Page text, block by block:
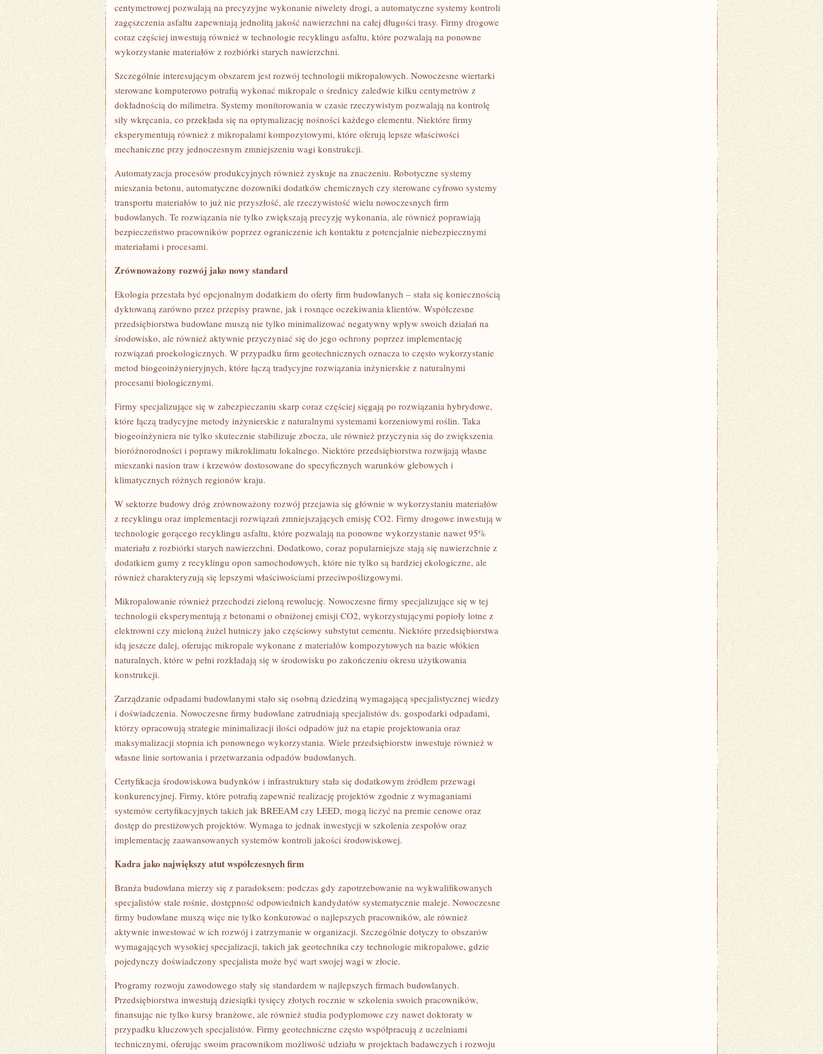
centymetrowej pozwalają na precyzyjne wykonanie niwelety drogi, a automatyczne systemy kontroli
zagęszczenia asfaltu zapewniają jednolitą jakość nawierzchni na całej długości trasy. Firmy drogowe
coraz częściej inwestują również w technologie recyklingu asfaltu, które pozwalają na ponowne
wykorzystanie materiałów z rozbiórki starych nawierzchni.
Szczególnie interesującym obszarem jest rozwój technologii mikropalowych. Nowoczesne wiertarki
sterowane komputerowo potrafią wykonać mikropale o średnicy zaledwie kilku centymetrów z
dokładnością do milimetra. Systemy monitorowania w czasie rzeczywistym pozwalają na kontrolę
siły wkręcania, co przekłada się na optymalizację nośności każdego elementu. Niektóre firmy
eksperymentują również z mikropalami kompozytowymi, które oferują lepsze właściwości
mechaniczne przy jednoczesnym zmniejszeniu wagi konstrukcji.
Automatyzacja procesów produkcyjnych również zyskuje na znaczeniu. Robotyczne systemy
mieszania betonu, automatyczne dozowniki dodatków chemicznych czy sterowane cyfrowo systemy
transportu materiałów to już nie przyszłość, ale rzeczywistość wielu nowoczesnych firm
budowlanych. Te rozwiązania nie tylko zwiększają precyzję wykonania, ale również poprawiają
bezpieczeństwo pracowników poprzez ograniczenie ich kontaktu z potencjalnie niebezpiecznymi
materiałami i procesami.
Zrównoważony rozwój jako nowy standard
Ekologia przestała być opcjonalnym dodatkiem do oferty firm budowlanych – stała się koniecznością
dyktowaną zarówno przez przepisy prawne, jak i rosnące oczekiwania klientów. Współczesne
przedsiębiorstwa budowlane muszą nie tylko minimalizować negatywny wpływ swoich działań na
środowisko, ale również aktywnie przyczyniać się do jego ochrony poprzez implementację
rozwiązań proekologicznych. W przypadku firm geotechnicznych oznacza to często wykorzystanie
metod biogeoinżynieryjnych, które łączą tradycyjne rozwiązania inżynierskie z naturalnymi
procesami biologicznymi.
Firmy specjalizujące się w zabezpieczaniu skarp coraz częściej sięgają po rozwiązania hybrydowe,
które łączą tradycyjne metody inżynierskie z naturalnymi systemami korzeniowymi roślin. Taka
biogeoinżyniera nie tylko skutecznie stabilizuje zbocza, ale również przyczynia się do zwiększenia
bioróżnorodności i poprawy mikroklimatu lokalnego. Niektóre przedsiębiorstwa rozwijają własne
mieszanki nasion traw i krzewów dostosowane do specyficznych warunków glebowych i
klimatycznych różnych regionów kraju.
W sektorze budowy dróg zrównoważony rozwój przejawia się głównie w wykorzystaniu materiałów
z recyklingu oraz implementacji rozwiązań zmniejszających emisję CO2. Firmy drogowe inwestują w
technologie gorącego recyklingu asfaltu, które pozwalają na ponowne wykorzystanie nawet 95%
materiału z rozbiórki starych nawierzchni. Dodatkowo, coraz popularniejsze stają się nawierzchnie z
dodatkiem gumy z recyklingu opon samochodowych, które nie tylko są bardziej ekologiczne, ale
również charakteryzują się lepszymi właściwościami przeciwpoślizgowymi.
Mikropalowanie również przechodzi zieloną rewolucję. Nowoczesne firmy specjalizujące się w tej
technologii eksperymentują z betonami o obniżonej emisji CO2, wykorzystującymi popioły lotne z
elektrowni czy mieloną żużel hutniczy jako częściowy substytut cementu. Niektóre przedsiębiorstwa
idą jeszcze dalej, oferując mikropale wykonane z materiałów kompozytowych na bazie włókien
naturalnych, które w pełni rozkładają się w środowisku po zakończeniu okresu użytkowania
konstrukcji.
Zarządzanie odpadami budowlanymi stało się osobną dziedziną wymagającą specjalistycznej wiedzy
i doświadczenia. Nowoczesne firmy budowlane zatrudniają specjalistów ds. gospodarki odpadami,
którzy opracowują strategie minimalizacji ilości odpadów już na etapie projektowania oraz
maksymalizacji stopnia ich ponownego wykorzystania. Wiele przedsiębiorstw inwestuje również w
własne linie sortowania i przetwarzania odpadów budowlanych.
Certyfikacja środowiskowa budynków i infrastruktury stała się dodatkowym źródłem przewagi
konkurencyjnej. Firmy, które potrafią zapewnić realizację projektów zgodnie z wymaganiami
systemów certyfikacyjnych takich jak BREEAM czy LEED, mogą liczyć na premie cenowe oraz
dostęp do prestiżowych projektów. Wymaga to jednak inwestycji w szkolenia zespołów oraz
implementację zaawansowanych systemów kontroli jakości środowiskowej.
Kadra jako największy atut współczesnych firm
Branża budowlana mierzy się z paradoksem: podczas gdy zapotrzebowanie na wykwalifikowanych
specjalistów stale rośnie, dostępność odpowiednich kandydatów systematycznie maleje. Nowoczesne
firmy budowlane muszą więc nie tylko konkurować o najlepszych pracowników, ale również
aktywnie inwestować w ich rozwój i zatrzymanie w organizacji. Szczególnie dotyczy to obszarów
wymagających wysokiej specjalizacji, takich jak geotechnika czy technologie mikropalowe, gdzie
pojedynczy doświadczony specjalista może być wart swojej wagi w złocie.
Programy rozwoju zawodowego stały się standardem w najlepszych firmach budowlanych.
Przedsiębiorstwa inwestują dziesiątki tysięcy złotych rocznie w szkolenia swoich pracowników,
finansując nie tylko kursy branżowe, ale również studia podyplomowe czy nawet doktoraty w
przypadku kluczowych specjalistów. Firmy geotechniczne często współpracują z uczelniami
technicznymi, oferując swoim pracownikom możliwość udziału w projektach badawczych i rozwoju